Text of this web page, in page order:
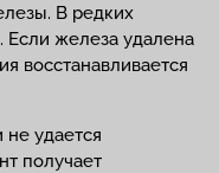
В редких
Если железа удалена
восстанавливается
удается
получает